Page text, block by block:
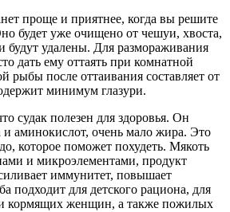
проще и приятнее, когда вы решите
будет уже очищено от чешуи, хвоста,
будут удалены. Для размораживания
дать ему оттаять при комнатной
рыбы после оттаивания составляет от
минимум глазури.
судак полезен для здоровья. Он
и аминокислот, очень мало жира. Это
которое поможет похудеть. Мякоть
и микроэлементами, продукт
иммунитет, повышает
подходит для детского рациона, для
кормящих женщин, а также пожилых